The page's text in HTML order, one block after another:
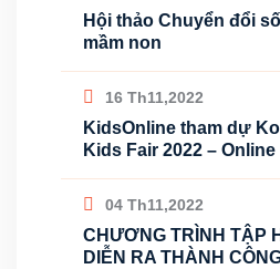
Hội thảo Chuyển đổi
mầm non
16 Th11,2022
KidsOnline tham dự
Kids Fair 2022 –
04 Th11,2022
CHƯƠNG TRÌNH TẬP
DIỄN RA THÀNH